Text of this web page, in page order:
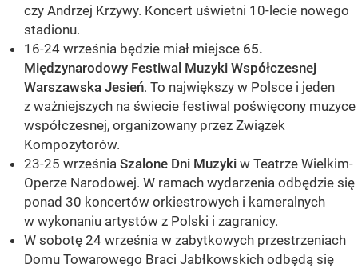
czy Andrzej Krzywy. Koncert uświetni 10-lecie nowego
stadionu.
16-24 września będzie miał miejsce 65.
Międzynarodowy Festiwal Muzyki Współczesnej
Warszawska Jesień. To największy w Polsce i jeden
z ważniejszych na świecie festiwal poświęcony muzyce
współczesnej, organizowany przez Związek
Kompozytorów.
23-25 września Szalone Dni Muzyki w Teatrze Wielkim-
Operze Narodowej. W ramach wydarzenia odbędzie się
ponad 30 koncertów orkiestrowych i kameralnych
w wykonaniu artystów z Polski i zagranicy.
W sobotę 24 września w zabytkowych przestrzeniach
Domu Towarowego Braci Jabłkowskich odbędą się